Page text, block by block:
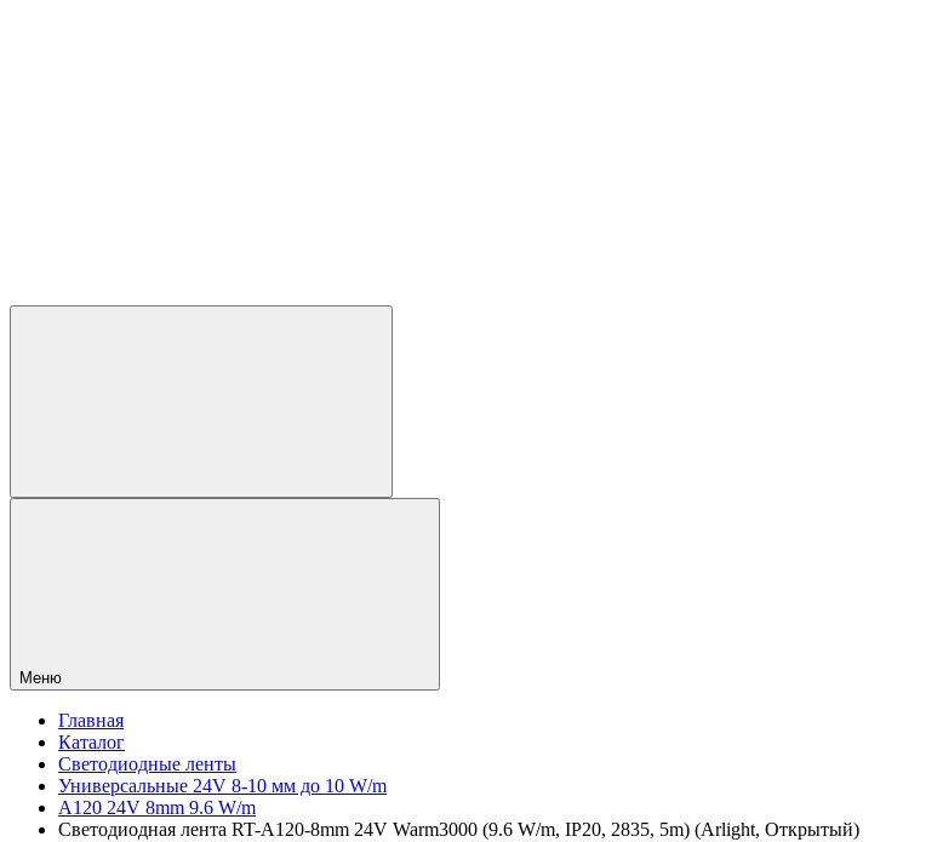
Меню
Главная
Каталог
Светодиодные ленты
Универсальные 24V 8-10 мм до 10 W/m
A120 24V 8mm 9.6 W/m
Светодиодная лента RT-A120-8mm 24V Warm3000 (9.6 W/m, IP20, 2835, 5m) (Arlight, Открытый)